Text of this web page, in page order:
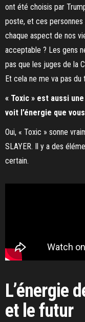
ont été choisis par
poste, et ces
chaque aspect de nos
acceptable ? Les gens
pas que les juges de la
Et cela ne me va pas du
« Toxic » est aussi
voit l’énergie que
Oui, « Toxic » sonne
SLAYER. Il y a des
certain.
L’énergie
et le futur